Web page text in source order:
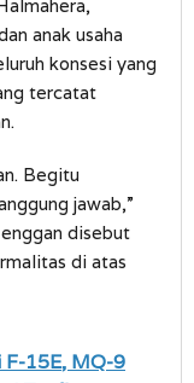
anak usaha
konsesi yang
tercatat
Begitu
jawab,”
disebut
di atas
F-15E, MQ-9